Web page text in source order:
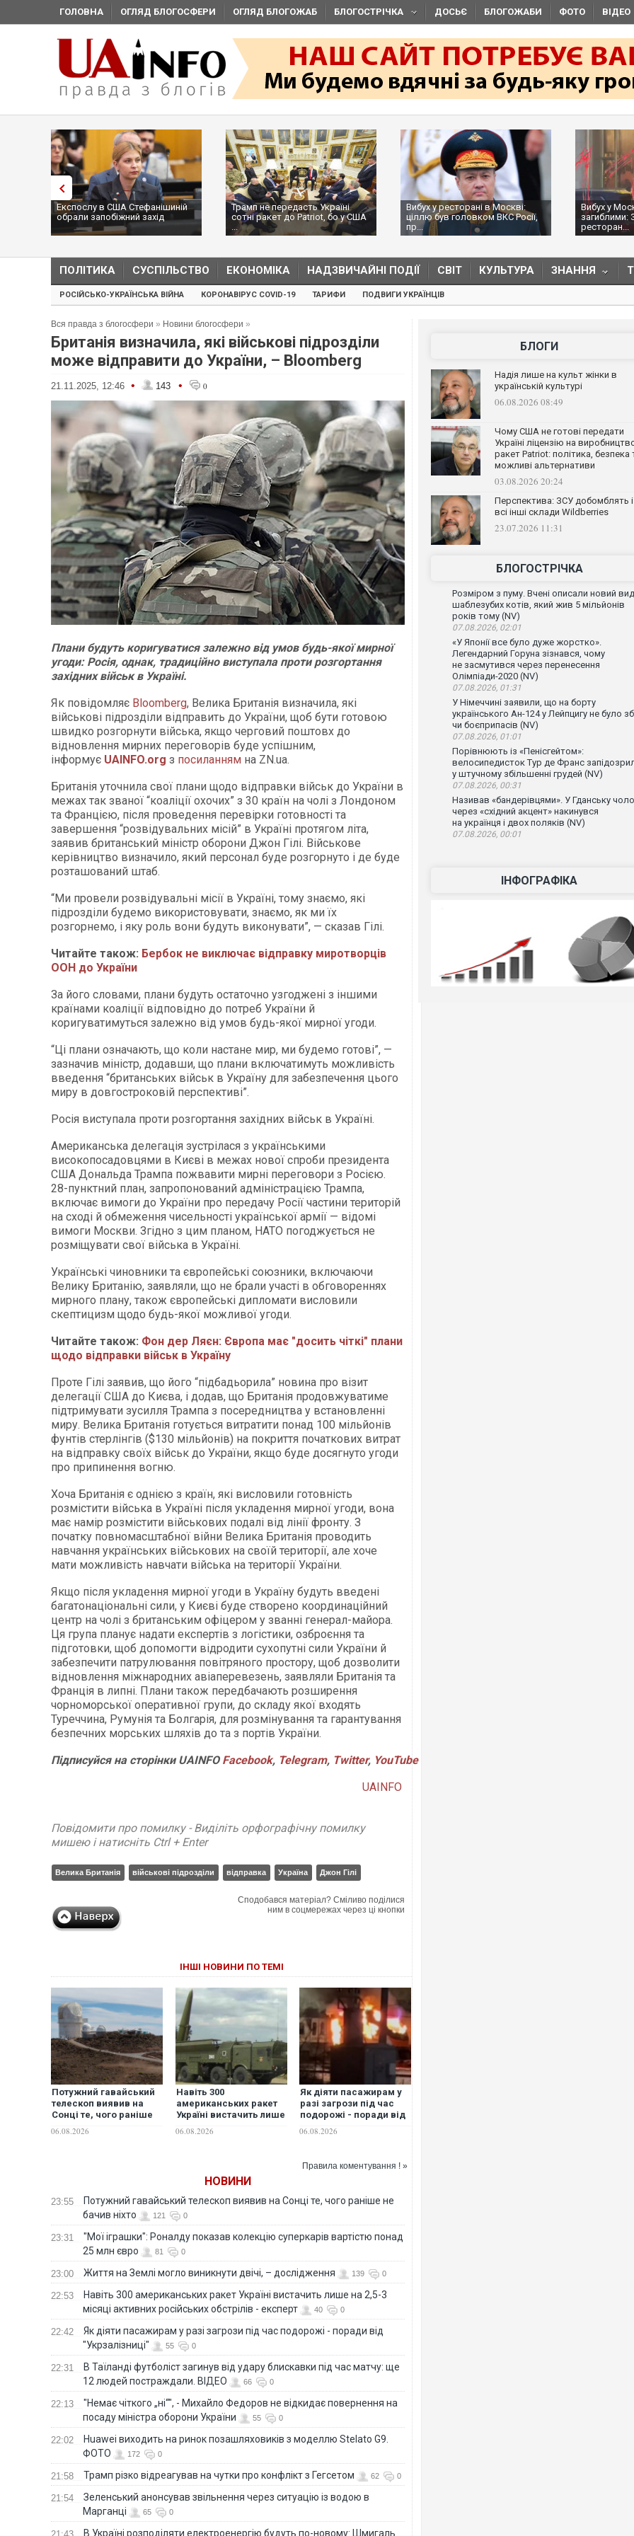
ГОЛОВНА ОГЛЯД БЛОГОСФЕРИ ОГЛЯД БЛОГОЖАБ БЛОГОСТРІЧКА ДОСЬЄ БЛОГОЖАБИ ФОТО ВІДЕО
Експослу в США Стефанішиній
обрали запобіжний захід
Трамп не передасть Україні
сотні ракет до Patriot, бо у США
...
Вибух у ресторані в Москві:
ціллю був головком ВКС Росії,
пр...
Вибух у
загиблими:
ресторан...
ПОЛІТИКА СУСПІЛЬСТВО ЕКОНОМІКА НАДЗВИЧАЙНІ ПОДІЇ СВІТ КУЛЬТУРА ЗНАННЯ
РОСІЙСЬКО-УКРАЇНСЬКА ВІЙНА КОРОНАВІРУС COVID-19 ТАРИФИ ПОДВИГИ УКРАЇНЦІВ
Вся правда з блогосфери » Новини блогосфери »
Британія визначила, які військові підрозділи
може відправити до України, – Bloomberg
21.11.2025, 12:46 • 143 • 0
Плани будуть коригуватися залежно від умов будь-якої мирної
угоди: Росія, однак, традиційно виступала проти розгортання
західних військ в Україні.
Як повідомляє Bloomberg, Велика Британія визначила, які
військові підрозділи відправить до України, щоб бути готовою
швидко розгорнути війська, якщо черговий поштовх до
відновлення мирних переговорів буде успішним,
інформує UAINFO.org з посиланням на ZN.ua.
Британія уточнила свої плани щодо відправки військ до України в
межах так званої “коаліції охочих” з 30 країн на чолі з Лондоном
та Францією, після проведення перевірки готовності та
завершення “розвідувальних місій” в Україні протягом літа,
заявив британський міністр оборони Джон Гілі. Військове
керівництво визначило, який персонал буде розгорнуто і де буде
розташований штаб.
“Ми провели розвідувальні місії в Україні, тому знаємо, які
підрозділи будемо використовувати, знаємо, як ми їх
розгорнемо, і яку роль вони будуть виконувати”, — сказав Гілі.
Читайте також: Бербок не виключає відправку миротворців
ООН до України
За його словами, плани будуть остаточно узгоджені з іншими
країнами коаліції відповідно до потреб України й
коригуватимуться залежно від умов будь-якої мирної угоди.
“Ці плани означають, що коли настане мир, ми будемо готові”, —
зазначив міністр, додавши, що плани включатимуть можливість
введення “британських військ в Україну для забезпечення цього
миру в довгостроковій перспективі”.
Росія виступала проти розгортання західних військ в Україні.
Американська делегація зустрілася з українськими
високопосадовцями в Києві в межах нової спроби президента
США Дональда Трампа пожвавити мирні переговори з Росією.
28-пунктний план, запропонований адміністрацією Трампа,
включає вимоги до України про передачу Росії частини територій
на сході й обмеження чисельності української армії — відомі
вимоги Москви. Згідно з цим планом, НАТО погоджується не
розміщувати свої війська в Україні.
Українські чиновники та європейські союзники, включаючи
Велику Британію, заявляли, що не брали участі в обговореннях
мирного плану, також європейські дипломати висловили
скептицизм щодо будь-якої можливої угоди.
Читайте також: Фон дер Ляєн: Європа має "досить чіткі" плани
щодо відправки військ в Україну
Проте Гілі заявив, що його “підбадьорила” новина про візит
делегації США до Києва, і додав, що Британія продовжуватиме
підтримувати зусилля Трампа з посередництва у встановленні
миру. Велика Британія готується витратити понад 100 мільйонів
фунтів стерлінгів ($130 мільйонів) на покриття початкових витрат
на відправку своїх військ до України, якщо буде досягнуто угоди
про припинення вогню.
Хоча Британія є однією з країн, які висловили готовність
розмістити війська в Україні після укладення мирної угоди, вона
має намір розмістити військових подалі від лінії фронту. З
початку повномасштабної війни Велика Британія проводить
навчання українських військових на своїй території, але хоче
мати можливість навчати війська на території України.
Якщо після укладення мирної угоди в Україну будуть введені
багатонаціональні сили, у Києві буде створено координаційний
центр на чолі з британським офіцером у званні генерал-майора.
Ця група планує надати експертів з логістики, озброєння та
підготовки, щоб допомогти відродити сухопутні сили України й
забезпечити патрулювання повітряного простору, щоб дозволити
відновлення міжнародних авіаперевезень, заявляли Британія та
Франція в липні. Плани також передбачають розширення
чорноморської оперативної групи, до складу якої входять
Туреччина, Румунія та Болгарія, для розмінування та гарантування
безпечних морських шляхів до та з портів України.
ПідписуйсянасторінкиUAINFO Facebook, Telegram, Twitter, YouTube
UAINFO
Повідомити про помилку - Виділіть орфографічну помилку
мишею і натисніть Ctrl + Enter
Велика Британія військові підрозділи відправка Україна Джон Гілі
Сподобався матеріал? Сміливо поділися
ним в соцмережах через ці кнопки
ІНШІ НОВИНИ ПО ТЕМІ
Потужний гавайський
телескоп виявив на
Сонці те, чого раніше
06.08.2026
Навіть 300
американських ракет
Україні вистачить лише
активних російських
06.08.2026
Як діяти пасажирам у
разі загрози під час
подорожі - поради від
06.08.2026
Правила коментування ! »
НОВИНИ
23:55
Потужний гавайський телескоп виявив на Сонці те, чого раніше не
бачив ніхто
121 0
23:31
"Мої іграшки": Роналду показав колекцію суперкарів вартістю понад
25 млн євро
81 0
23:00 Життя на Землі могло виникнути двічі, – дослідження 139 0
22:53
Навіть 300 американських ракет Україні вистачить лише на 2,5-3
місяці активних російських обстрілів - експерт
40 0
22:42
Як діяти пасажирам у разі загрози під час подорожі - поради від
"Укрзалізниці"
55 0
22:31
В Таїланді футболіст загинув від удару блискавки під час матчу: ще
12 людей постраждали. ВІДЕО
66 0
22:13
"Немає чіткого „ні“", - Михайло Федоров не відкидає повернення на
посаду міністра оборони України
55 0
22:02
Huawei виходить на ринок позашляховиків з моделлю Stelato G9.
ФОТО
172 0
21:58 Трамп різко відреагував на чутки про конфлікт з Гегсетом 62 0
21:54
Зеленський анонсував звільнення через ситуацію із водою в
Марганці
65 0
В Україні розподіляти електроенергію будуть по-новому: Шмигаль
БЛОГИ
Надія лише на культ жінки в
українській культурі
06.08.2026 08:49
Чому США не готові передати
Україні ліцензію на
ракет Patriot: політика, безпека
можливі альтернативи
03.08.2026 20:24
Перспектива: ЗСУ добомблять і
всі інші склади Wildberries
23.07.2026 11:31
БЛОГОСТРІЧКА
Розміром з пуму. Вчені описали новий вид
шаблезубих котів, який жив 5 мільйонів
років тому (NV)
07.08.2026, 02:01
«У Японії все було дуже жорстко».
Легендарний Горуна зізнався, чому
не засмутився через перенесення
Олімпіади-2020 (NV)
07.08.2026, 01:31
У Німеччині заявили, що на борту
українського Ан-124 у Лейпцигу не було
чи боєприпасів (NV)
07.08.2026, 01:01
Порівнюють із «Пенісгейтом»:
велосипедисток Тур де Франс
у штучному збільшенні грудей (NV)
07.08.2026, 00:31
Називав «бандерівцями». У Гданську
через «східний акцент» накинувся
на українця і двох поляків (NV)
07.08.2026, 00:01
ІНФОГРАФІКА